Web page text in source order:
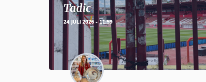
Tadic
24 JULI 2026 - 11:59